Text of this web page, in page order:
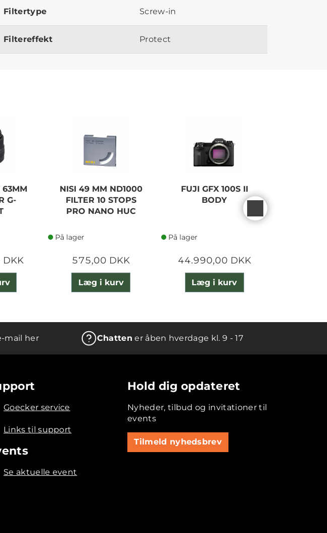
Filtertype Screw-in
Filtereffekt Protect
63MM
G-
NISI 49 MM ND1000
FILTER 10 STOPS
PRO NANO HUC
På lager
575,00 DKK
Læg i kurv
FUJI GFX 100S II
BODY
På lager
44.990,00 DKK
Læg i kurv
mail her Chatten er åben hverdage kl. 9 - 17
Goecker service
Links til support
Se aktuelle event
Hold dig opdateret
Nyheder, tilbud og invitationer til
events
Tilmeld nyhedsbrev